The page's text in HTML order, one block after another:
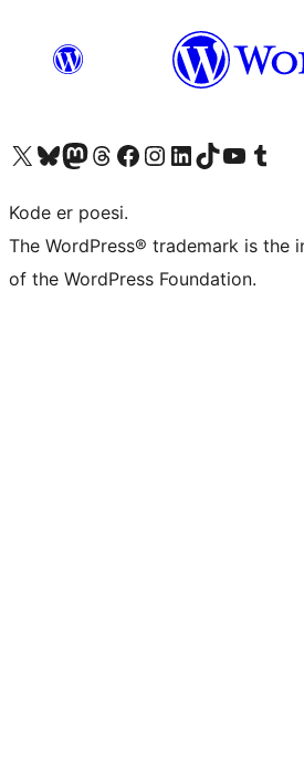
Besøk vår konto på X Visit our Bluesky account
Besøk vår Mastodon-konto
Visit our Threads account
Besøk vår Facebook-sideBesøk vår Instagram-konto
Besøk vår LinkedIn-konto
Visit our TikTok account
Visit our YouTube channel
Visit our
Kode er poesi.
The WordPress® trademark is the
of the WordPress Foundation.